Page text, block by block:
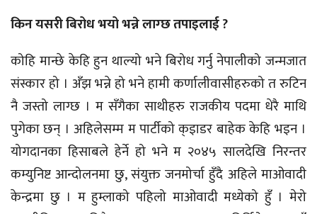
किन यसरी बिरोध भयो भन्ने लाग्छ तपाइलाई ?
कोहि मान्छे केहि हुन थाल्यो भने बिरोध गर्नु नेपालीको जन्मजात
संस्कार हो । अँझ भन्ने हो भने हामी कर्णालीवासीहरुको त रुटिन
नै जस्तो लाग्छ । म सँगैका साथीहरु राजकीय पदमा धेरै माथि
पुगेका छन् । अहिलेसम्म म पार्टीको क्इाडर बाहेक केहि भइन ।
योगदानका हिसाबले हेर्ने हो भने म २०४५ सालदेखि निरन्तर
कम्युनिष्ट आन्दोलनमा छु, संयुक्त जनमोर्चा हुँदै अहिले माओवादी
केन्द्रमा छु । म हुम्लाको पहिलो माओवादी मध्येको हुँ । मेरो